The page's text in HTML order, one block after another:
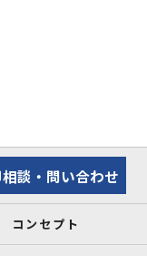
談・問い合わせ
コンセプト